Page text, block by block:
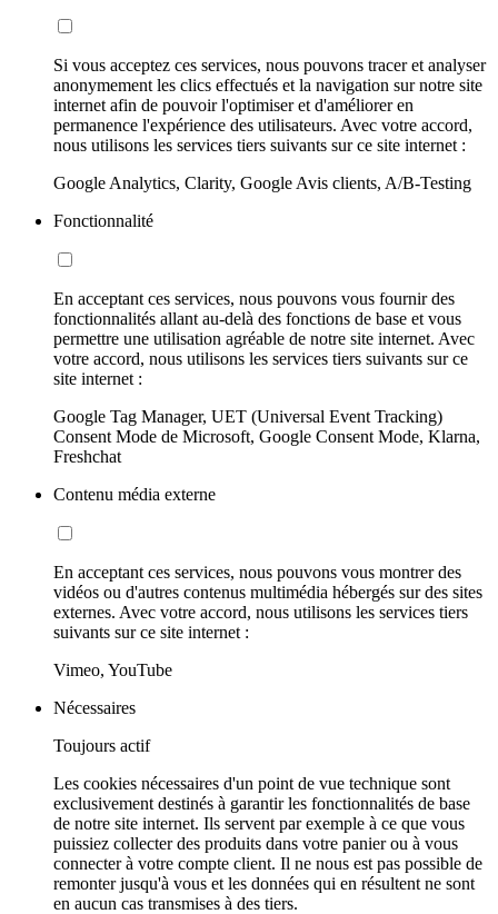
Si vous acceptez ces services, nous pouvons tracer et analyser
anonymement les clics effectués et la navigation sur notre site
internet afin de pouvoir l'optimiser et d'améliorer en
permanence l'expérience des utilisateurs. Avec votre accord,
nous utilisons les services tiers suivants sur ce site internet :
Google Analytics, Clarity, Google Avis clients, A/B-Testing
Fonctionnalité
En acceptant ces services, nous pouvons vous fournir des
fonctionnalités allant au-delà des fonctions de base et vous
permettre une utilisation agréable de notre site internet. Avec
votre accord, nous utilisons les services tiers suivants sur ce
site internet :
Google Tag Manager, UET (Universal Event Tracking)
Consent Mode de Microsoft, Google Consent Mode, Klarna,
Freshchat
Contenu média externe
En acceptant ces services, nous pouvons vous montrer des
vidéos ou d'autres contenus multimédia hébergés sur des sites
externes. Avec votre accord, nous utilisons les services tiers
suivants sur ce site internet :
Vimeo, YouTube
Nécessaires
Toujours actif
Les cookies nécessaires d'un point de vue technique sont
exclusivement destinés à garantir les fonctionnalités de base
de notre site internet. Ils servent par exemple à ce que vous
puissiez collecter des produits dans votre panier ou à vous
connecter à votre compte client. Il ne nous est pas possible de
remonter jusqu'à vous et les données qui en résultent ne sont
en aucun cas transmises à des tiers.